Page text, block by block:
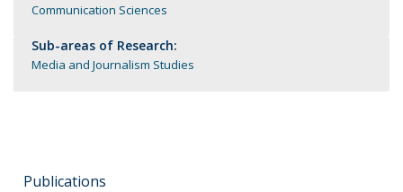
Communication Sciences
Sub-areas of Research:
Media and Journalism Studies
Publications